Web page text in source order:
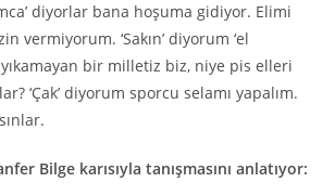
diyorlar bana hoşuma gidiyor. Elimi
vermiyorum. ‘Sakın’ diyorum ‘el
bir milletiz biz, niye pis elleri
‘Çak’ diyorum sporcu selamı yapalım.
Bilge karısıyla tanışmasını anlatıyor: